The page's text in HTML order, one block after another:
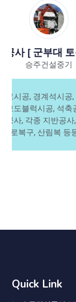
중장
중장비를 이
경공사[조경
평탄작업, 토
공사로 건물
Quick Link